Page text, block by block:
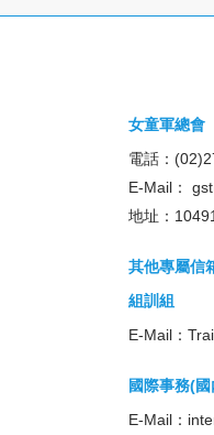
女童軍總會
電話：
E-Mail：
地址：
其他專屬信
組訓組
E-Mail：
國際事務(
E-Mail：